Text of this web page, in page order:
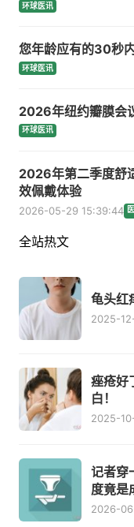
环球医讯
您年龄应有的30秒
环球医讯
2026年纽约瓣膜会
环球医讯
2026年第二季度舒
效佩戴体验
2026-05-29 15:39:44
全站热文
龟头红
2025-
痤疮好
白！
2025-
记者穿
度竟是
2026-